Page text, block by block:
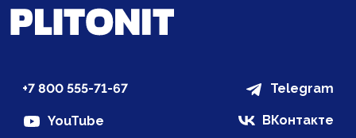
+7 800 555-71-67 Telegram
YouTube ВКонтакте